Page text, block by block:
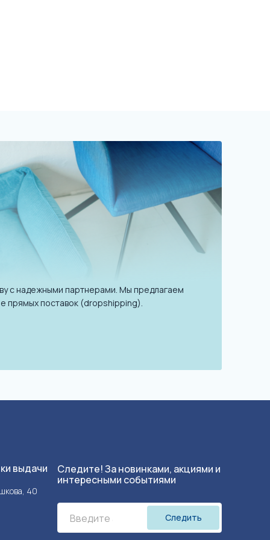
с надежными партнерами. Мы предлагаем
прямых поставок (dropshipping).
выдачи
40
Следите! За новинками, акциями и
интересными событиями
Следить